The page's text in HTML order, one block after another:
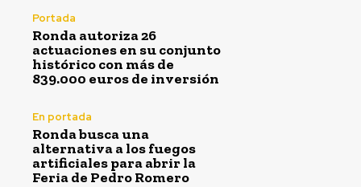
Portada
Ronda autoriza 26
actuaciones en su conjunto
histórico con más de
839.000 euros de inversión
En portada
Ronda busca una
alternativa a los fuegos
artificiales para abrir la
Feria de Pedro Romero